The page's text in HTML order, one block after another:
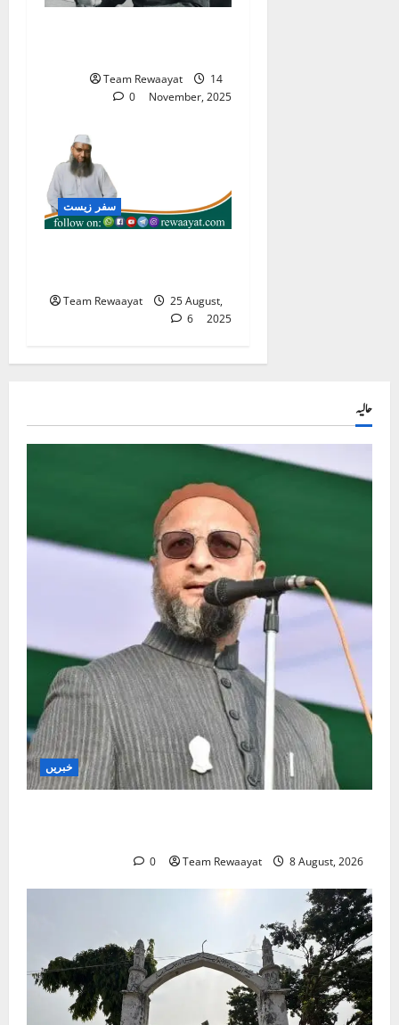
Team Rewaayat
14
November, 2025
0
سفر زیست
Team Rewaayat
25 August,
2025
6
حالیہ
خبریں
Team Rewaayat 8 August, 2026
0